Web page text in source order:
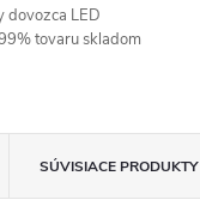
dovozca LED
tovaru skladom
SÚVISIACE PRODUKTY